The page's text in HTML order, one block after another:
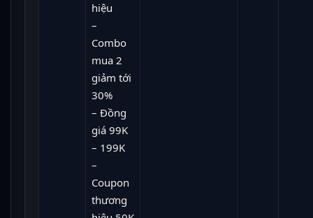
hiệu
–
Combo
mua 2
giảm tới
30%
– Đồng
giá 99K
– 199K
–
Coupon
thương